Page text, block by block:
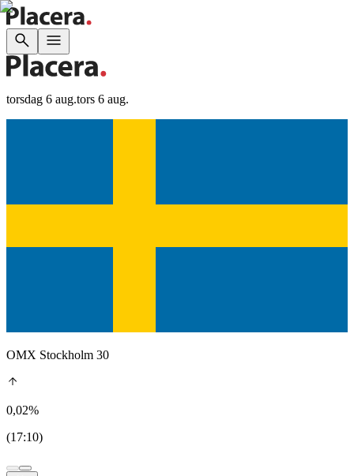
torsdag 6 aug.tors 6 aug.
OMX Stockholm 30
0,02%
(17:10)